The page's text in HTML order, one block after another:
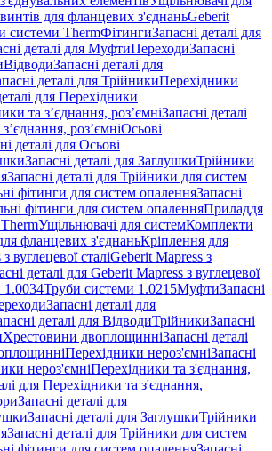
для фланцевих з'єднаньGeberit
системи ThermФітингиЗапасні деталі для
деталі для МуфтиПереходиЗапасні
ВідводиЗапасні деталі для
деталі для ТрійникиПерехідники
для Перехідники
та з’єднання, роз’ємніЗапасні деталі
роз’ємніОсьові
деталі для Осьові
Запасні деталі для ЗаглушкиТрійники
Запасні деталі для Трійники для систем
фітинги для систем опаленняЗапасні
фітинги для систем опаленняПриладдя
Ущільнювачі для системКомплекти
фланцевих з'єднаньКріплення для
вуглецевої сталіGeberit Mapress з
деталі для Geberit Mapress з вуглецевої
1.0034Труби системи 1.0215МуфтиЗапасні
Запасні деталі для
деталі для ВідводиТрійникиЗапасні
Хрестовини двоплощинніЗапасні деталі
Перехідники нероз'ємніЗапасні
нероз'ємніПерехідники та з'єднання,
для Перехідники та з'єднання,
Запасні деталі для
Запасні деталі для ЗаглушкиТрійники
Запасні деталі для Трійники для систем